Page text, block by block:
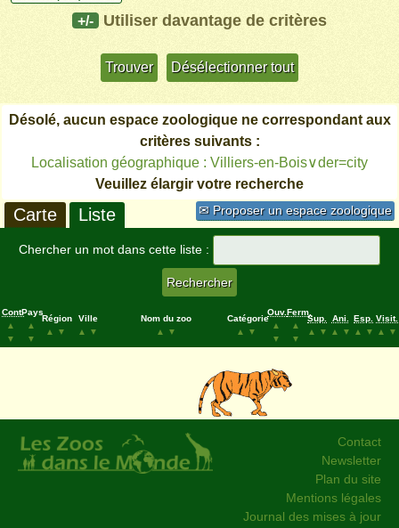
+/- Utiliser davantage de critères
Désolé, aucun espace zoologique ne correspondant aux
critères suivants :
Localisation géographique : Villiers-en-Bois∨der=city
Veuillez élargir votre recherche
✉ Proposer un espace zoologique
Carte Liste
Chercher un mot dans cette liste :
Cont.
▲
▼
Pays
▲
▼
Région
▲
▼
Ville
▲
▼
Nom du zoo
▲
▼
Catégorie
▲
▼
Ouv.
▲
▼
Ferm.
▲
▼
Sup.
▲
▼
Ani.
▲
▼
Esp.
▲
▼
Visit.
▲
▼
Contact
Newsletter
Plan du site
Mentions légales
Journal des mises à jour